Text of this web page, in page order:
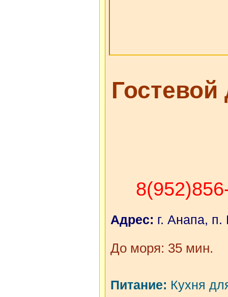
Адрес: г. Анапа,
До моря: 35 мин.
Питание: Кухня